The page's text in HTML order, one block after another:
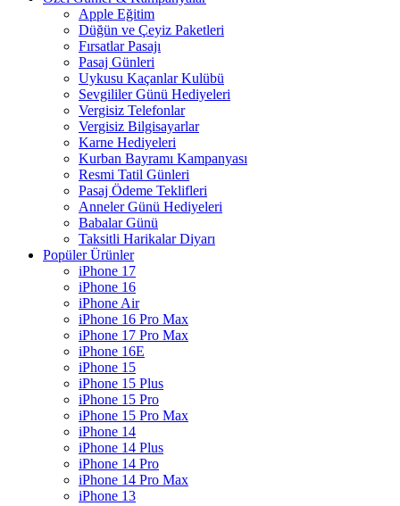
Apple Eğitim
Düğün ve Çeyiz Paketleri
Fırsatlar Pasajı
Pasaj Günleri
Uykusu Kaçanlar Kulübü
Sevgililer Günü Hediyeleri
Vergisiz Telefonlar
Vergisiz Bilgisayarlar
Karne Hediyeleri
Kurban Bayramı Kampanyası
Resmi Tatil Günleri
Pasaj Ödeme Teklifleri
Anneler Günü Hediyeleri
Babalar Günü
Taksitli Harikalar Diyarı
Popüler Ürünler
iPhone 17
iPhone 16
iPhone Air
iPhone 16 Pro Max
iPhone 17 Pro Max
iPhone 16E
iPhone 15
iPhone 15 Plus
iPhone 15 Pro
iPhone 15 Pro Max
iPhone 14
iPhone 14 Plus
iPhone 14 Pro
iPhone 14 Pro Max
iPhone 13